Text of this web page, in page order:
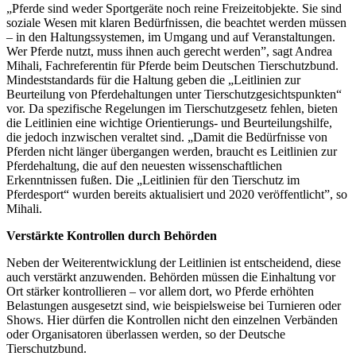
„Pferde sind weder Sportgeräte noch reine Freizeitobjekte. Sie sind
soziale Wesen mit klaren Bedürfnissen, die beachtet werden müssen
– in den Haltungssystemen, im Umgang und auf Veranstaltungen.
Wer Pferde nutzt, muss ihnen auch gerecht werden”, sagt Andrea
Mihali, Fachreferentin für Pferde beim Deutschen Tierschutzbund.
Mindeststandards für die Haltung geben die „Leitlinien zur
Beurteilung von Pferdehaltungen unter Tierschutzgesichtspunkten“
vor. Da spezifische Regelungen im Tierschutzgesetz fehlen, bieten
die Leitlinien eine wichtige Orientierungs- und Beurteilungshilfe,
die jedoch inzwischen veraltet sind. „Damit die Bedürfnisse von
Pferden nicht länger übergangen werden, braucht es Leitlinien zur
Pferdehaltung, die auf den neuesten wissenschaftlichen
Erkenntnissen fußen. Die „Leitlinien für den Tierschutz im
Pferdesport“ wurden bereits aktualisiert und 2020 veröffentlicht”, so
Mihali.
Verstärkte Kontrollen durch Behörden
Neben der Weiterentwicklung der Leitlinien ist entscheidend, diese
auch verstärkt anzuwenden. Behörden müssen die Einhaltung vor
Ort stärker kontrollieren – vor allem dort, wo Pferde erhöhten
Belastungen ausgesetzt sind, wie beispielsweise bei Turnieren oder
Shows. Hier dürfen die Kontrollen nicht den einzelnen Verbänden
oder Organisatoren überlassen werden, so der Deutsche
Tierschutzbund.